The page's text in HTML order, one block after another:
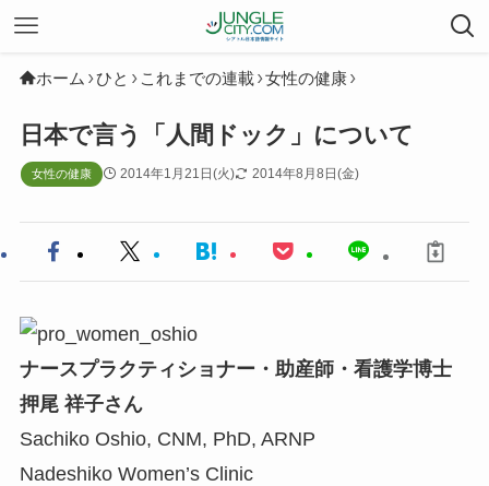
ホーム ひと これまでの連載 女性の健康
日本で言う「人間ドック」について
女性の健康 2014年1月21日(火) 2014年8月8日(金)
ナースプラクティショナー・助産師・看護学博士
押尾 祥子さん
Sachiko Oshio, CNM, PhD, ARNP
Nadeshiko Women’s Clinic